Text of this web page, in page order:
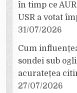
în timp ce
USR a votat
31/07/2026
Cum
sondei sub
acuratețea
27/07/2026